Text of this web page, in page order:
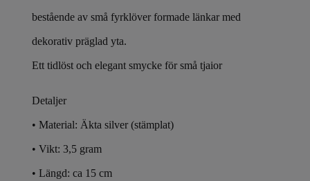
bestående av små fyrklöver formade länkar med
dekorativ präglad yta.
Ett tidlöst och elegant smycke för små tjaior
Detaljer
• Material: Äkta silver (stämplat)
• Vikt: 3,5 gram
• Längd: ca 15 cm